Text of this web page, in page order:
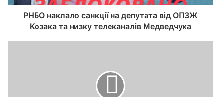
РНБО наклало санкції на депутата від ОПЗЖ
Козака та низку телеканалів Медведчука